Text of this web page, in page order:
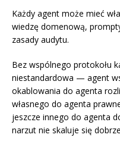
Każdy agent może mieć
wiedzę domenową,
zasady audytu.
Bez wspólnego protokołu
niestandardowa — agent
okablowania do agenta
własnego do agenta
jeszcze innego do agenta
narzut nie skaluje się